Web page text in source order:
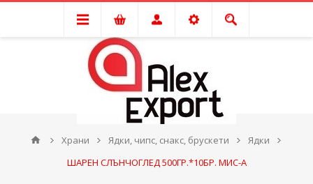
Храни Ядки, чипс, снакс, брускети
Ядки
ШАРЕН СЛЪНЧОГЛЕД 500ГР.*10БР. МИС-А